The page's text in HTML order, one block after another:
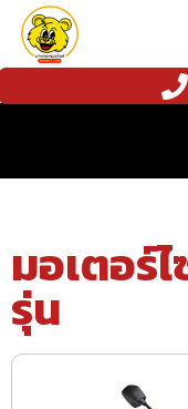
มอเตอร์
รุ่น